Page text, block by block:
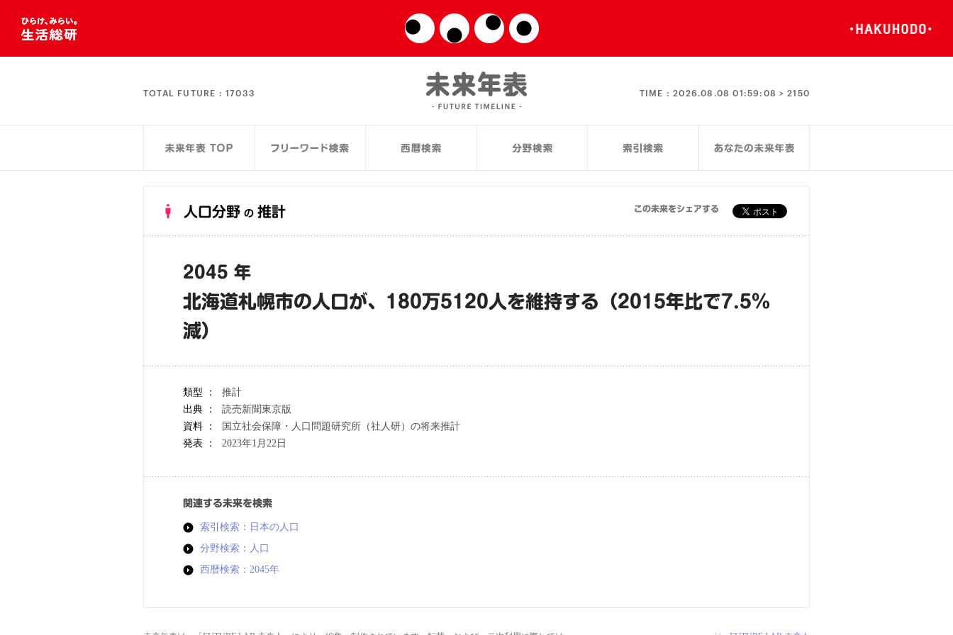
TOTAL FUTURE : 17033 TIME :2026.08.08 01:59:08 > 2150
人口分野 の 推計 この未来をシェアする
2045 年
北海道札幌市の人口が、180万5120人を維持する（2015年比で7.5％
減）
類型 ：
推計
出典 ：
読売新聞東京版
資料 ：
国立社会保障・人口問題研究所（社人研）の将来推計
発表 ：
2023年1月22日
関連する未来を検索
索引検索：日本の人口
分野検索：人口
西暦検索：2045年